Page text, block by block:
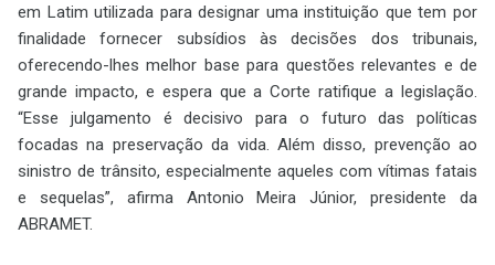
em Latim utilizada para designar uma instituição que tem por
finalidade fornecer subsídios às decisões dos tribunais,
oferecendo-lhes melhor base para questões relevantes e de
grande impacto, e espera que a Corte ratifique a legislação.
“Esse julgamento é decisivo para o futuro das políticas
focadas na preservação da vida. Além disso, prevenção ao
sinistro de trânsito, especialmente aqueles com vítimas fatais
e sequelas”, afirma Antonio Meira Júnior, presidente da
ABRAMET.